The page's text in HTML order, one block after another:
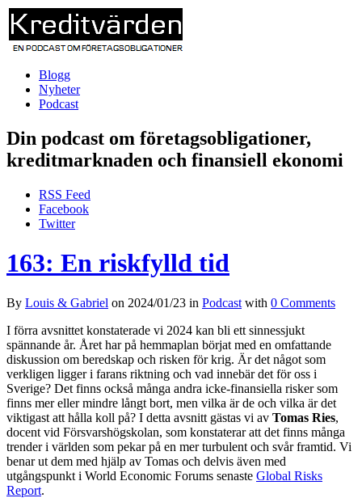
Blogg
Nyheter
Podcast
Din podcast om företagsobligationer,
kreditmarknaden och finansiell ekonomi
RSS Feed
Facebook
Twitter
163: En riskfylld tid
By Louis & Gabriel on 2024/01/23 in Podcast with 0 Comments
I förra avsnittet konstaterade vi 2024 kan bli ett sinnessjukt
spännande år. Året har på hemmaplan börjat med en omfattande
diskussion om beredskap och risken för krig. Är det något som
verkligen ligger i farans riktning och vad innebär det för oss i
Sverige? Det finns också många andra icke-finansiella risker som
finns mer eller mindre långt bort, men vilka är de och vilka är det
viktigast att hålla koll på? I detta avsnitt gästas vi av Tomas Ries,
docent vid Försvarshögskolan, som konstaterar att det finns många
trender i världen som pekar på en mer turbulent och svår framtid. Vi
benar ut dem med hjälp av Tomas och delvis även med
utgångspunkt i World Economic Forums senaste Global Risks
Report.